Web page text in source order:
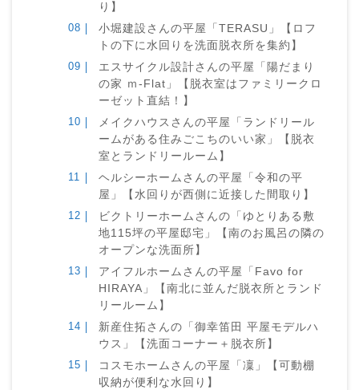
り】
小堀建設さんの平屋「TERASU」【ロフ
トの下に水回りを洗面脱衣所を集約】
エスサイクル設計さんの平屋「陽だまり
の家 ｍ-Flat」【脱衣室はファミリークロ
ーゼット直結！】
メイクハウスさんの平屋「ランドリール
ームがある住みごこちのいい家」【脱衣
室とランドリールーム】
ヘルシーホームさんの平屋「令和の平
屋」【水回りが西側に近接した間取り】
ビクトリーホームさんの「ゆとりある敷
地115坪の平屋邸宅」【南のお風呂の隣の
オープンな洗面所】
アイフルホームさんの平屋「Favo for
HIRAYA」【南北に並んだ脱衣所とランド
リールーム】
新産住拓さんの「御幸笛田 平屋モデルハ
ウス」【洗面コーナー＋脱衣所】
コスモホームさんの平屋「凜」【可動棚
収納が便利な水回り】